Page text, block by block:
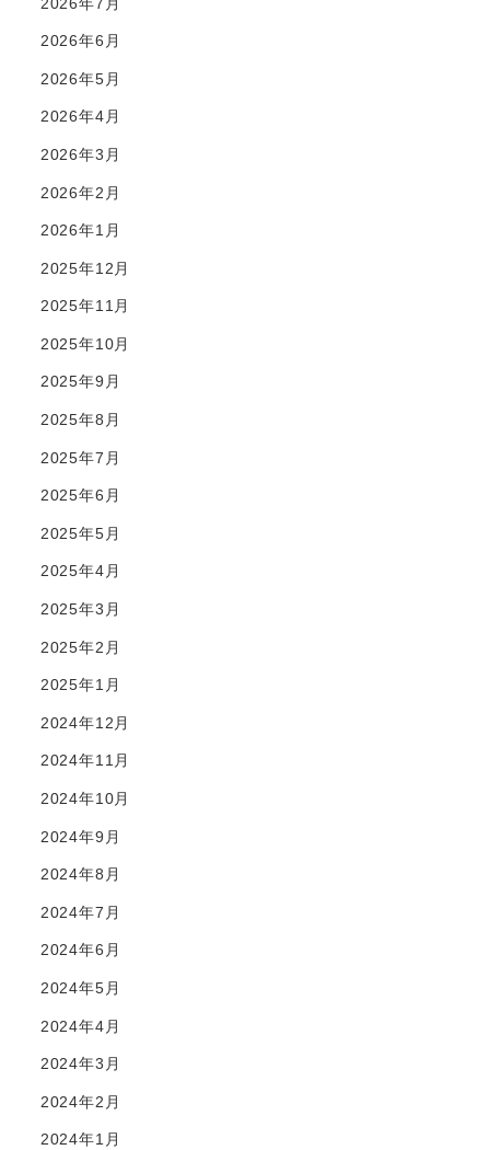
2026年6月
2026年5月
2026年4月
2026年3月
2026年2月
2026年1月
2025年12月
2025年11月
2025年10月
2025年9月
2025年8月
2025年7月
2025年6月
2025年5月
2025年4月
2025年3月
2025年2月
2025年1月
2024年12月
2024年11月
2024年10月
2024年9月
2024年8月
2024年7月
2024年6月
2024年5月
2024年4月
2024年3月
2024年2月
2024年1月